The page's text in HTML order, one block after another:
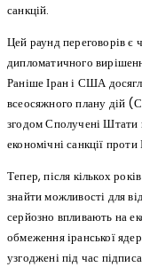
санкцій.
Цей раунд переговорів
дипломатичного
Раніше Іран і США
всеосяжного плану дій
згодом Сполучені Штати
економічні санкції проти
Тепер, після кількох
знайти можливості для
серйозно впливають на
обмеження іранської
узгоджені під час